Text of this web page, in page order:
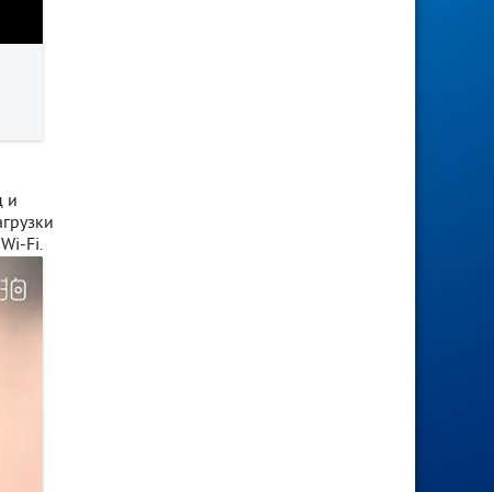
и
Fi.